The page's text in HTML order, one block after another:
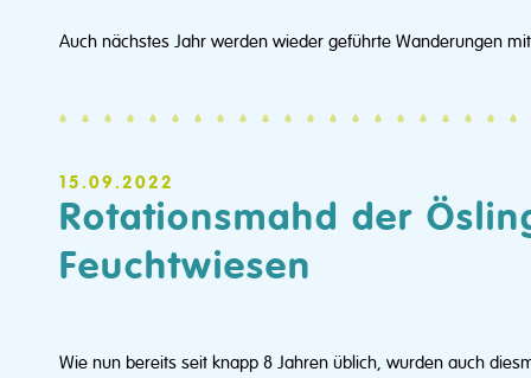
Auch nächstes Jahr werden wieder geführte Wanderungen
15.09.2022
Rotationsmahd der
Feuchtwiesen
Wie nun bereits seit knapp 8 Jahren üblich, wurden auch